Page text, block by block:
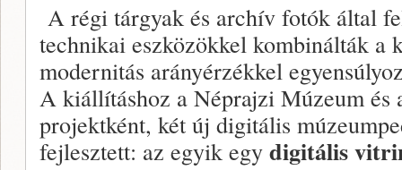
A régi tárgyak és archív fotók által
technikai eszközökkel kombinálták a
modernitás arányérzékkel
A kiállításhoz a Néprajzi Múzeum és
projektként, két új digitális
fejlesztett: az egyik egy digitális